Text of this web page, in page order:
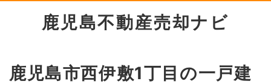
鹿児島不動産売却ナビ
鹿児島市西伊敷1丁目の一戸建